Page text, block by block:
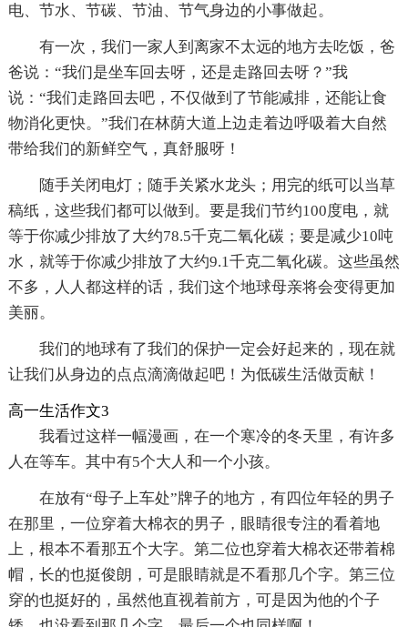
电、节水、节碳、节油、节气身边的小事做起。
有一次，我们一家人到离家不太远的地方去吃饭，爸
爸说：“我们是坐车回去呀，还是走路回去呀？”我
说：“我们走路回去吧，不仅做到了节能减排，还能让食
物消化更快。”我们在林荫大道上边走着边呼吸着大自然
带给我们的新鲜空气，真舒服呀！
随手关闭电灯；随手关紧水龙头；用完的纸可以当草
稿纸，这些我们都可以做到。要是我们节约100度电，就
等于你减少排放了大约78.5千克二氧化碳；要是减少10吨
水，就等于你减少排放了大约9.1千克二氧化碳。这些虽然
不多，人人都这样的话，我们这个地球母亲将会变得更加
美丽。
我们的地球有了我们的保护一定会好起来的，现在就
让我们从身边的点点滴滴做起吧！为低碳生活做贡献！
高一生活作文3
我看过这样一幅漫画，在一个寒冷的冬天里，有许多
人在等车。其中有5个大人和一个小孩。
在放有“母子上车处”牌子的地方，有四位年轻的男子
在那里，一位穿着大棉衣的男子，眼睛很专注的看着地
上，根本不看那五个大字。第二位也穿着大棉衣还带着棉
帽，长的也挺俊朗，可是眼睛就是不看那几个字。第三位
穿的也挺好的，虽然他直视着前方，可是因为他的个子